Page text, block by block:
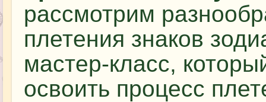
рассмотрим
плетения знаков
мастер-класс,
освоить процесс